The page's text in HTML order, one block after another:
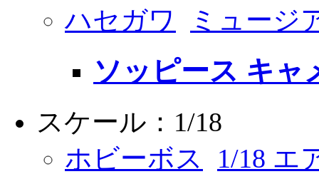
ハセガワ
ミュージ
ソッピース キャ
スケール：1/18
ホビーボス
1/18 エ